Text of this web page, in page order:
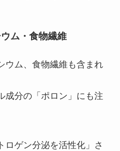
ム・食物繊維
ウム、食物繊維も含まれ
成分の「ポロン」にも注
ロゲン分泌を活性化」さ